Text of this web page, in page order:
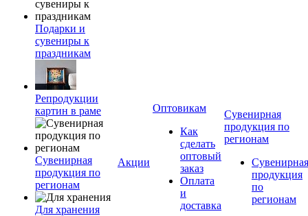
Подарки и
сувениры к
праздникам
Репродукции
картин в раме
Сувенирная
продукция по
регионам
Для хранения
Акции
Оптовикам
Как
сделать
оптовый
заказ
Оплата
и
доставка
Сувенирная
продукция по
регионам
Сувенирная
продукция
по
регионам